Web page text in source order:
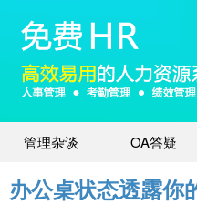
管理杂谈 OA答疑
办公桌状态透露你